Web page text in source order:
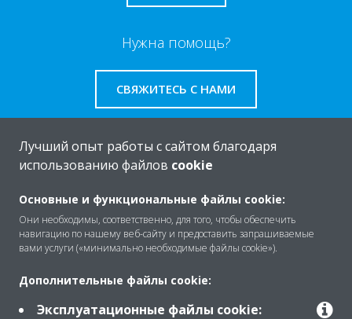
Нужна помощь?
СВЯЖИТЕСЬ С НАМИ
Решения
Помощь
Лучший опыт работы с сайтом благодаря
использованию файлов cookie
Основные и функциональные файлы cookie:
Они необходимы, соответственно, для того, чтобы обеспечить
навигацию по нашему веб-сайту и предоставить запрашиваемые
вами услуги («минимально необходимые файлы cookie»).
Дополнительные файлы cookie:
Эксплуатационные файлы cookie: